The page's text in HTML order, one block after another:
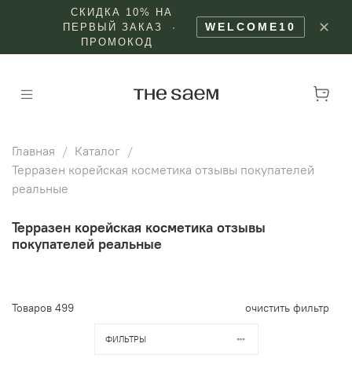
СКИДКА 10% НА
ПЕРВЫЙ ЗАКАЗ ·
ПРОМОКОД
WELCOME10 ✕
Главная
Каталог
Терразен корейская косметика отзывы покупателей
реальные
Терразен корейская косметика отзывы
покупателей реальные
Товаров 499 очистить фильтр
ФИЛЬТРЫ